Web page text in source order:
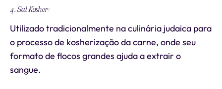
4. Sal Kosher:
Utilizado tradicionalmente na culinária judaica para
o processo de kosherização da carne, onde seu
formato de flocos grandes ajuda a extrair o
sangue.